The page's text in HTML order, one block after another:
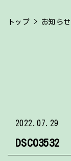
トップ > お知らせ
2022.07.29
DSC03532